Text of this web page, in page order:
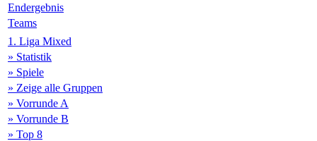
Endergebnis
Teams
1. Liga Mixed
» Statistik
» Spiele
» Zeige alle Gruppen
» Vorrunde A
» Vorrunde B
» Top 8